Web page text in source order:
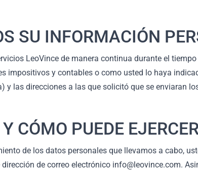
SU INFORMACIÓN
LeoVince de manera continua durante el
impositivos y contables o como usted lo haya
las direcciones a las que solicitó que se enviaran
CÓMO PUEDE
de los datos personales que llevamos a cabo,
de correo electrónico info@leovince.com.